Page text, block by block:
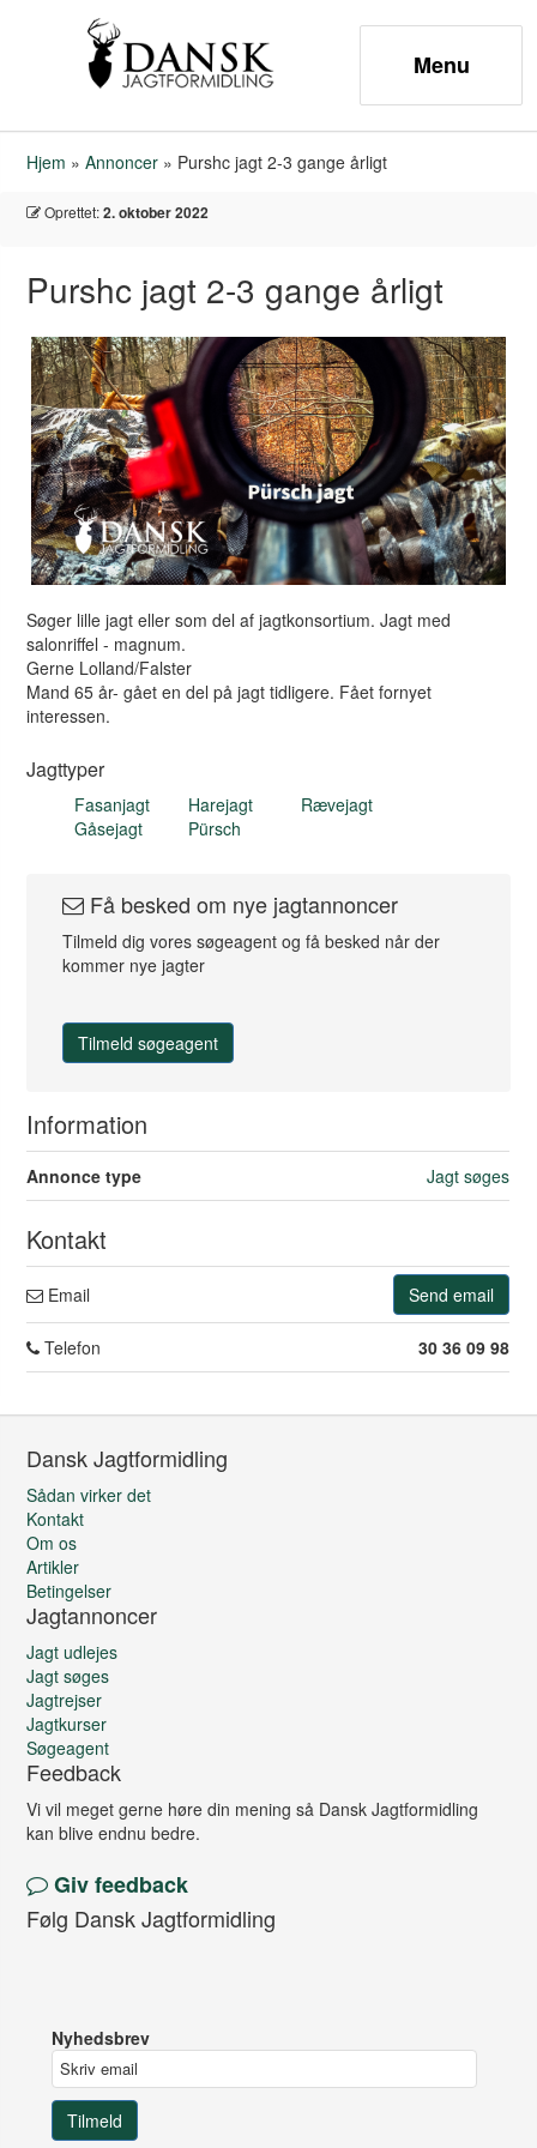
Hjem »Annoncer » Purshc jagt 2-3 gange årligt
Oprettet:2. oktober 2022
Purshc jagt 2-3 gange årligt
Søger lille jagt eller som del af jagtkonsortium. Jagt med
salonriffel - magnum.
Gerne Lolland/Falster
Mand 65 år- gået en del på jagt tidligere. Fået fornyet
interessen.
Jagttyper
Fasanjagt
Gåsejagt
Harejagt
Pürsch
Rævejagt
Få besked om nye jagtannoncer
Tilmeld dig vores søgeagent og få besked når der
kommer nye jagter
Tilmeld søgeagent
Information
Annonce type Jagt søges
Kontakt
Email Send email
Telefon 30 36 09 98
Dansk Jagtformidling
Sådan virker det
Kontakt
Om os
Artikler
Betingelser
Jagtannoncer
Jagt udlejes
Jagt søges
Jagtrejser
Jagtkurser
Søgeagent
Feedback
Vi vil meget gerne høre din mening så Dansk Jagtformidling
kan blive endnu bedre.
Giv feedback
Følg Dansk Jagtformidling
Nyhedsbrev